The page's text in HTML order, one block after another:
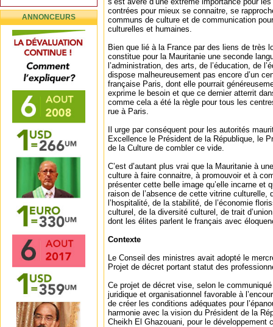
ANNONCEURS
contrées pour mieux se connaitre, se
communs de culture et de communication
culturelles et humaines.
Bien que lié à la France par des liens de très
constitue pour la Mauritanie une seconde
l’administration, des arts, de l’éducation, de
dispose malheureusement pas encore d’un
française Paris, dont elle pourrait
exprime le besoin et que ce dernier atterrit
comme cela a été la règle pour tous les
rue à Paris.
Il urge par conséquent pour les autorités
Excellence le Président de la République, le
de la Culture de combler ce vide.
C’est d’autant plus vrai que la Mauritanie à
culture à faire connaitre, à promouvoir et à
présenter cette belle image qu’elle incarne et
raison de l’absence de cette vitrine culturelle,
l’hospitalité, de la stabilité, de l’économie
culturel, de la diversité culturel, de trait
dont les élites parlent le français avec
Contexte
Le Conseil des ministres avait adopté le
Projet de décret portant statut des
Ce projet de décret vise, selon le
juridique et organisationnel favorable à
de créer les conditions adéquates pour
harmonie avec la vision du Président de la
Cheikh El Ghazouani, pour le développement